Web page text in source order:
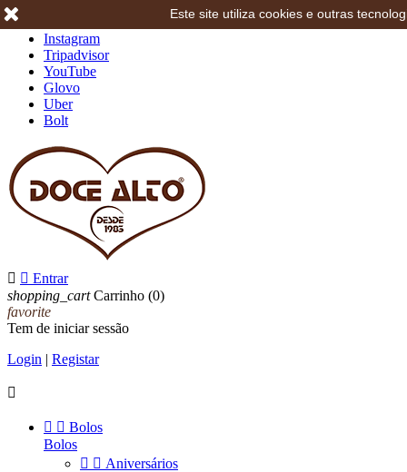
Instagram
Tripadvisor
YouTube
Glovo
Uber
Bolt
  Entrar
shopping_cart Carrinho (0)
favorite
Tem de iniciar sessão
Login | Registar

  Bolos
Bolos
  Aniversários
Este site utiliza cookies e outras